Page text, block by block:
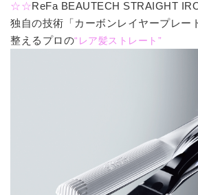
☆☆ReFa BEAUTECH STRAIGHT
独自の技術「カーボンレイヤープレー
整えるプロの“レア髪ストレート”